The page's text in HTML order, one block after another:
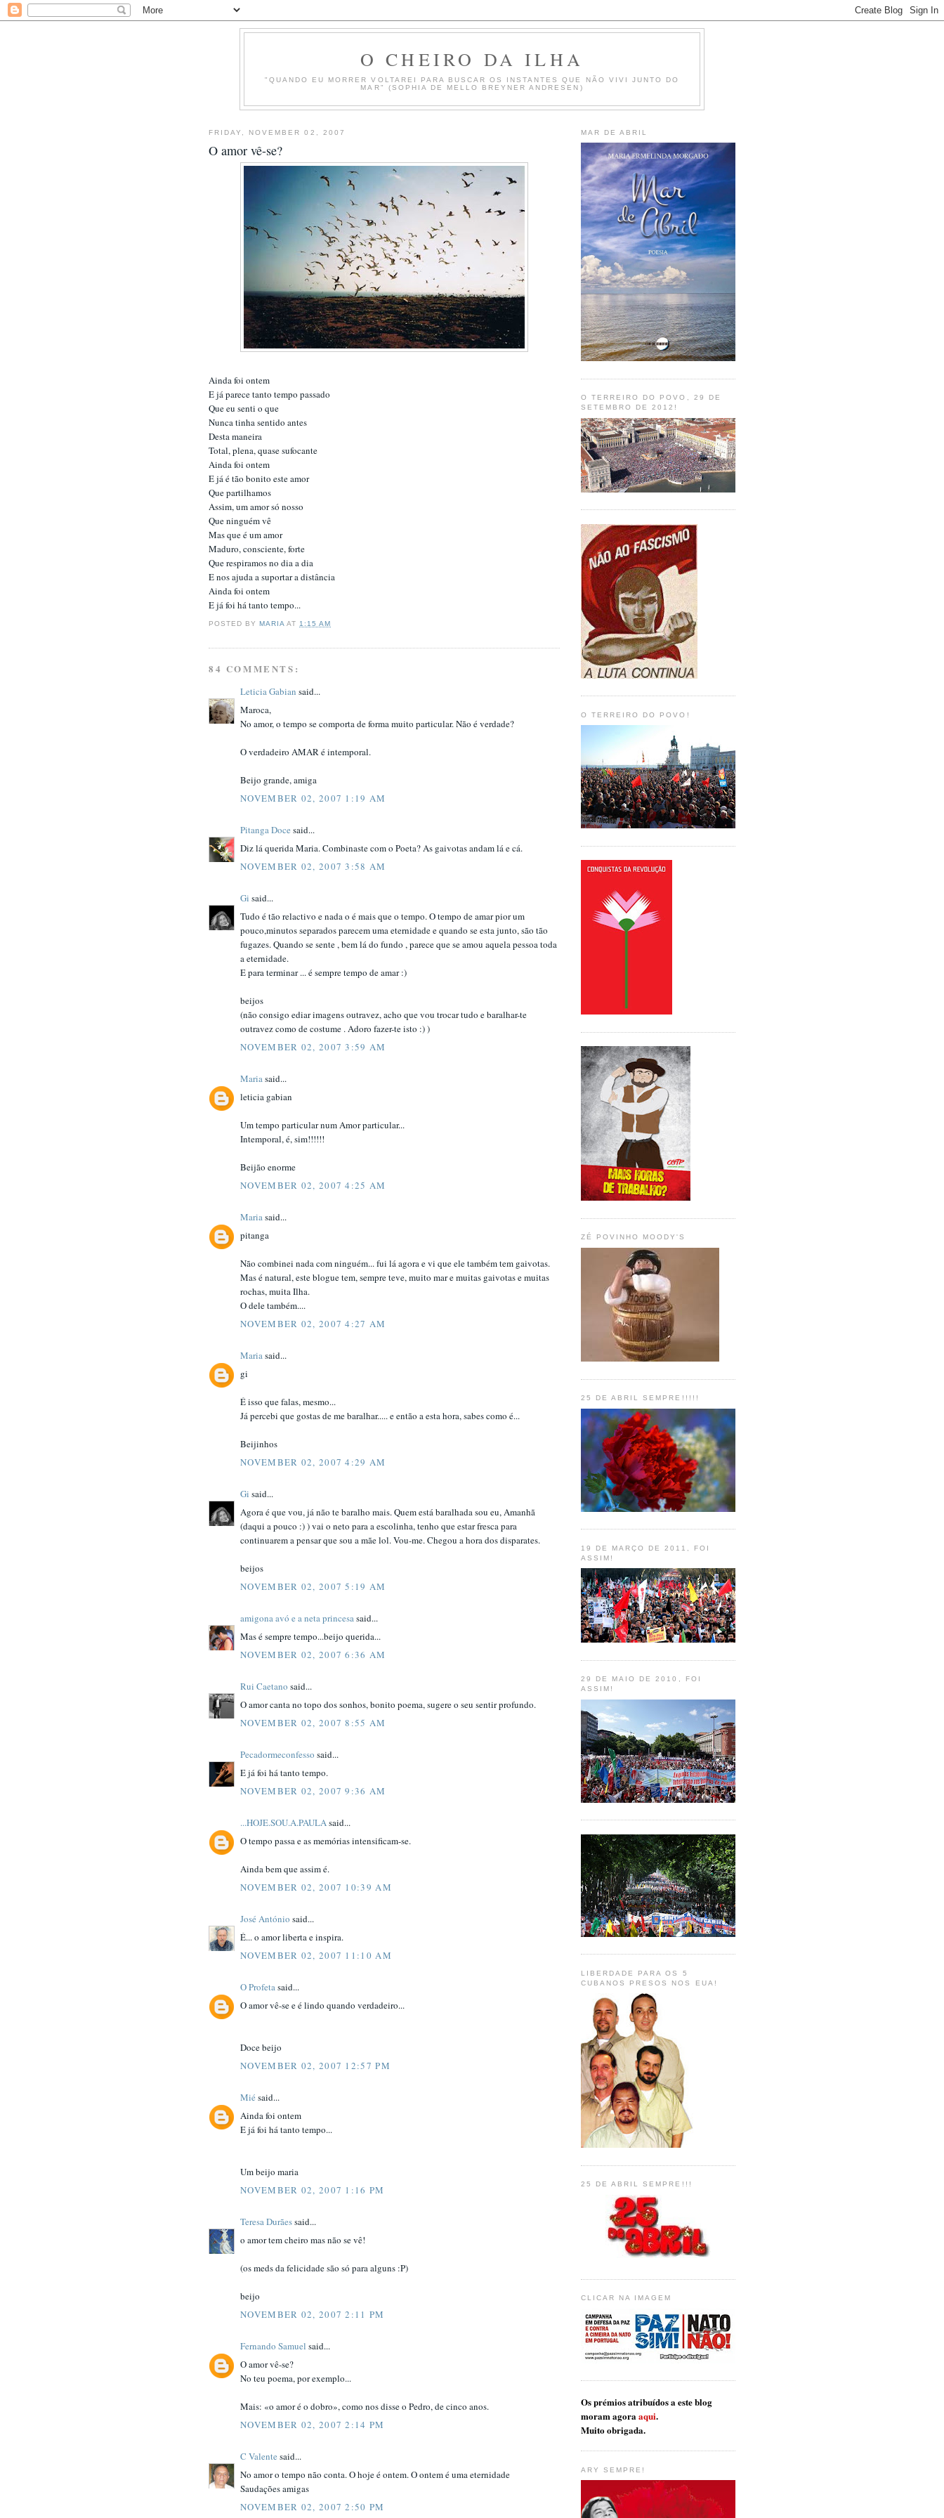
O CHEIRO DA ILHA
"QUANDO EU MORRER VOLTAREI PARA BUSCAR OS INSTANTES QUE NÃO VIVI JUNTO DO
MAR" (SOPHIA DE MELLO BREYNER ANDRESEN)
FRIDAY, NOVEMBER 02, 2007
O amor vê-se?
Ainda foi ontem
E já parece tanto tempo passado
Que eu senti o que
Nunca tinha sentido antes
Desta maneira
Total, plena, quase sufocante
Ainda foi ontem
E já é tão bonito este amor
Que partilhamos
Assim, um amor só nosso
Que ninguém vê
Mas que é um amor
Maduro, consciente, forte
Que respiramos no dia a dia
E nos ajuda a suportar a distância
Ainda foi ontem
E já foi há tanto tempo...
POSTED BYMARIA AT 1:15 AM
84 COMMENTS:
Leticia Gabian said...
Maroca,
No amor, o tempo se comporta de forma muito particular. Não é verdade?
O verdadeiro AMAR é intemporal.
Beijo grande, amiga
NOVEMBER 02, 2007 1:19 AM
Pitanga Doce said...
Diz lá querida Maria. Combinaste com o Poeta? As gaivotas andam lá e cá.
NOVEMBER 02, 2007 3:58 AM
Gi said...
Tudo é tão relactivo e nada o é mais que o tempo. O tempo de amar pior um
pouco,minutos separados parecem uma eternidade e quando se esta junto, são tão
fugazes. Quando se sente , bem lá do fundo , parece que se amou aquela pessoa toda
a eternidade.
E para terminar ... é sempre tempo de amar :)
beijos
(não consigo ediar imagens outravez, acho que vou trocar tudo e baralhar-te
outravez como de costume . Adoro fazer-te isto :) )
NOVEMBER 02, 2007 3:59 AM
Maria said...
leticia gabian
Um tempo particular num Amor particular...
Intemporal, é, sim!!!!!!
Beijão enorme
NOVEMBER 02, 2007 4:25 AM
Maria said...
pitanga
Não combinei nada com ninguém... fui lá agora e vi que ele também tem gaivotas.
Mas é natural, este blogue tem, sempre teve, muito mar e muitas gaivotas e muitas
rochas, muita Ilha.
O dele também....
NOVEMBER 02, 2007 4:27 AM
Maria said...
gi
É isso que falas, mesmo...
Já percebi que gostas de me baralhar..... e então a esta hora, sabes como é...
Beijinhos
NOVEMBER 02, 2007 4:29 AM
Gi said...
Agora é que vou, já não te baralho mais. Quem está baralhada sou eu, Amanhã
(daqui a pouco :) ) vai o neto para a escolinha, tenho que estar fresca para
continuarem a pensar que sou a mãe lol. Vou-me. Chegou a hora dos disparates.
beijos
NOVEMBER 02, 2007 5:19 AM
amigona avó e a neta princesa said...
Mas é sempre tempo...beijo querida...
NOVEMBER 02, 2007 6:36 AM
Rui Caetano said...
O amor canta no topo dos sonhos, bonito poema, sugere o seu sentir profundo.
NOVEMBER 02, 2007 8:55 AM
Pecadormeconfesso said...
E já foi há tanto tempo.
NOVEMBER 02, 2007 9:36 AM
...HOJE.SOU.A.PAULA said...
O tempo passa e as memórias intensificam-se.
Ainda bem que assim é.
NOVEMBER 02, 2007 10:39 AM
José António said...
É... o amor liberta e inspira.
NOVEMBER 02, 2007 11:10 AM
O Profeta said...
O amor vê-se e é lindo quando verdadeiro...
Doce beijo
NOVEMBER 02, 2007 12:57 PM
Mié said...
Ainda foi ontem
E já foi há tanto tempo...
Um beijo maria
NOVEMBER 02, 2007 1:16 PM
Teresa Durãessaid...
o amor tem cheiro mas não se vê!
(os meds da felicidade são só para alguns :P)
beijo
NOVEMBER 02, 2007 2:11 PM
Fernando Samuel said...
O amor vê-se?
No teu poema, por exemplo...
Mais: «o amor é o dobro», como nos disse o Pedro, de cinco anos.
NOVEMBER 02, 2007 2:14 PM
C Valente said...
No amor o tempo não conta. O hoje é ontem. O ontem é uma eternidade
Saudações amigas
NOVEMBER 02, 2007 2:50 PM
MAR DE ABRIL
O TERREIRO DO POVO, 29 DE
SETEMBRO DE 2012!
O TERREIRO DO POVO!
ZÉ POVINHO MOODY'S
25 DE ABRIL SEMPRE!!!!!
19 DE MARÇO DE 2011, FOI
ASSIM!
29 DE MAIO DE 2010, FOI
ASSIM!
LIBERDADE PARA OS 5
CUBANOS PRESOS NOS EUA!
25 DE ABRIL SEMPRE!!!
CLICAR NA IMAGEM
Os prémios atribuídos a este blog
moram agora aqui.
Muito obrigada.
ARY SEMPRE!